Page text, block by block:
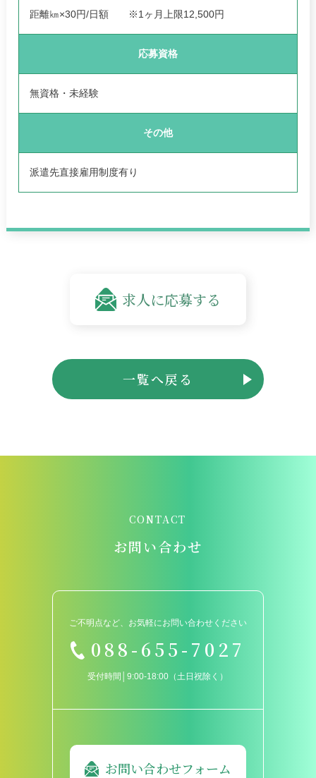
距離㎞×30円/日額 ※1ヶ月上限12,500円
応募資格
無資格・未経験
その他
派遣先直接雇用制度有り
求人に応募する
一覧へ戻る
CONTACT
お問い合わせ
ご不明点など、お気軽にお問い合わせください
088-655-7027
受付時間│9:00-18:00（土日祝除く）
お問い合わせフォーム